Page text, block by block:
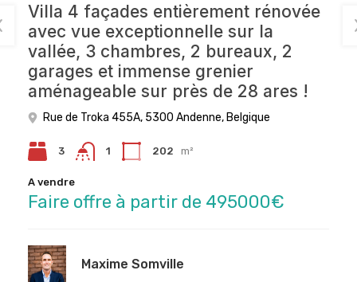
Villa 4 façades entièrement rénovée
avec vue exceptionnelle sur la
vallée, 3 chambres, 2 bureaux, 2
garages et immense grenier
aménageable sur près de 28 ares !
Rue de Troka 455A, 5300 Andenne, Belgique
3 1 202 m²
A vendre
Faire offre à partir de 495000€
Maxime Somville
Terrain à bâtir de 66 ares 84 ca avec
permis d’urbanisme octroyé pour 9
maisons à Éghezée !
Rue sous la Vaux 35, 5310 Éghezée, Belgique
A vendre
Faire offre à partir de 495000€
Maxime Somville
Terrain à bâtir avec garage sur les
hauteurs d’Andenne !
Rue de Perwez 104, 5300 Andenne, Belgique
A vendre
Faire offre à partir de 75000€